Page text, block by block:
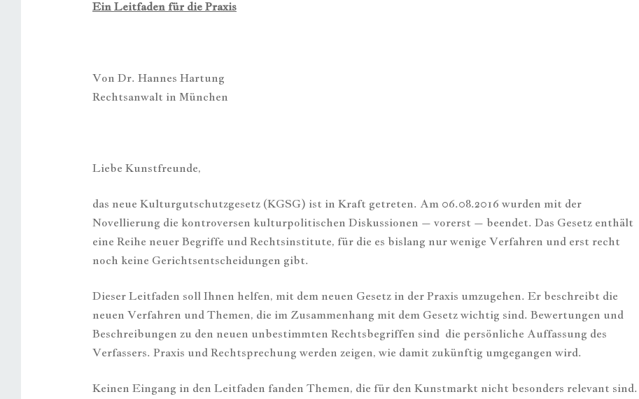
Ein Leitfaden für die Praxis
Von Dr. Hannes Hartung
Rechtsanwalt in München
Liebe Kunstfreunde,
das neue Kulturgutschutzgesetz (KGSG) ist in Kraft getreten. Am 06.08.2016 wurden mit der
Novellierung die kontroversen kulturpolitischen Diskussionen – vorerst – beendet. Das Gesetz enthält
eine Reihe neuer Begriffe und Rechtsinstitute, für die es bislang nur wenige Verfahren und erst recht
noch keine Gerichtsentscheidungen gibt.
Dieser Leitfaden soll Ihnen helfen, mit dem neuen Gesetz in der Praxis umzugehen. Er beschreibt die
neuen Verfahren und Themen, die im Zusammenhang mit dem Gesetz wichtig sind. Bewertungen und
Beschreibungen zu den neuen unbestimmten Rechtsbegriffen sind die persönliche Auffassung des
Verfassers. Praxis und Rechtsprechung werden zeigen, wie damit zukünftig umgegangen wird.
Keinen Eingang in den Leitfaden fanden Themen, die für den Kunstmarkt nicht besonders relevant sind.